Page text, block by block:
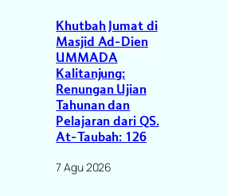
Khutbah Jumat di
Masjid Ad-Dien
UMMADA
Kalitanjung:
Renungan Ujian
Tahunan dan
Pelajaran dari QS.
At-Taubah: 126
7 Agu 2026